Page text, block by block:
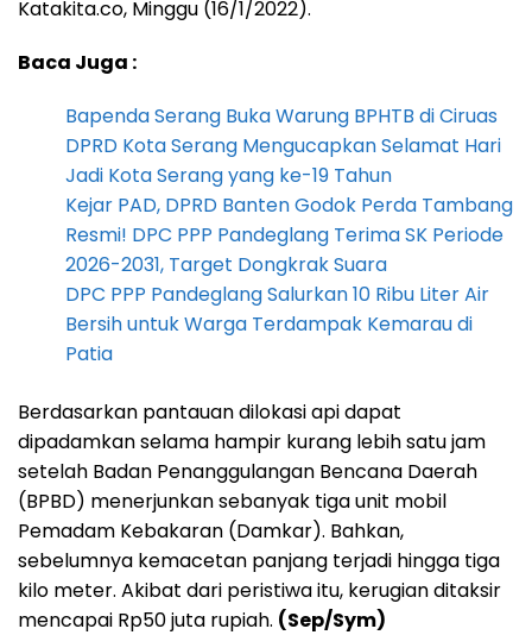
Katakita.co, Minggu (16/1/2022).
Baca Juga :
Bapenda Serang Buka Warung BPHTB di Ciruas
DPRD Kota Serang Mengucapkan Selamat Hari
Jadi Kota Serang yang ke-19 Tahun
Kejar PAD, DPRD Banten Godok Perda Tambang
Resmi! DPC PPP Pandeglang Terima SK Periode
2026-2031, Target Dongkrak Suara
DPC PPP Pandeglang Salurkan 10 Ribu Liter Air
Bersih untuk Warga Terdampak Kemarau di
Patia
Berdasarkan pantauan dilokasi api dapat
dipadamkan selama hampir kurang lebih satu jam
setelah Badan Penanggulangan Bencana Daerah
(BPBD) menerjunkan sebanyak tiga unit mobil
Pemadam Kebakaran (Damkar). Bahkan,
sebelumnya kemacetan panjang terjadi hingga tiga
kilo meter. Akibat dari peristiwa itu, kerugian ditaksir
mencapai Rp50 juta rupiah. (Sep/Sym)